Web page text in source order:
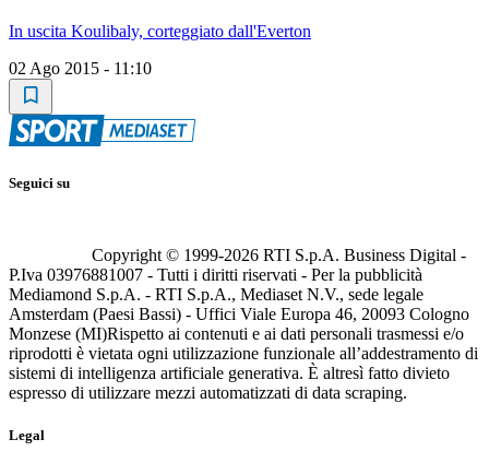
In uscita Koulibaly, corteggiato dall'Everton
02 Ago 2015 - 11:10
Seguici su
Copyright © 1999-2026 RTI S.p.A. Business Digital -
P.Iva 03976881007 - Tutti i diritti riservati - Per la pubblicità
Mediamond S.p.A. - RTI S.p.A., Mediaset N.V., sede legale
Amsterdam (Paesi Bassi) - Uffici Viale Europa 46, 20093 Cologno
Monzese (MI)Rispetto ai contenuti e ai dati personali trasmessi e/o
riprodotti è vietata ogni utilizzazione funzionale all’addestramento di
sistemi di intelligenza artificiale generativa. È altresì fatto divieto
espresso di utilizzare mezzi automatizzati di data scraping.
Legal